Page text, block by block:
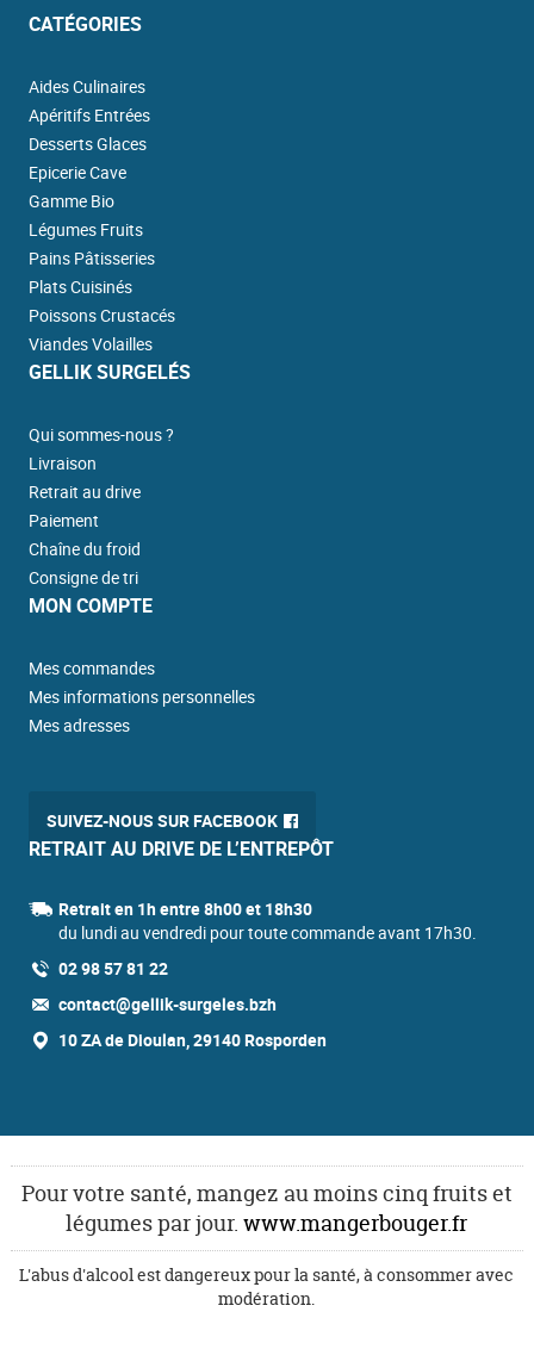
CATÉGORIES
Aides Culinaires
Apéritifs Entrées
Desserts Glaces
Epicerie Cave
Gamme Bio
Légumes Fruits
Pains Pâtisseries
Plats Cuisinés
Poissons Crustacés
Viandes Volailles
GELLIK SURGELÉS
Qui sommes-nous ?
Livraison
Retrait au drive
Paiement
Chaîne du froid
Consigne de tri
MON COMPTE
Mes commandes
Mes informations personnelles
Mes adresses
SUIVEZ-NOUS SUR FACEBOOK
RETRAIT AU DRIVE DE L’ENTREPÔT
Retrait en 1h entre 8h00 et 18h30
du lundi au vendredi pour toute commande avant 17h30.
02 98 57 81 22
contact@gellik-surgeles.bzh
10 ZA de Dioulan, 29140 Rosporden
Pour votre santé, mangez au moins cinq fruits et
légumes par jour.www.mangerbouger.fr
L'abus d'alcool est dangereux pour la santé, à consommer avec
modération.